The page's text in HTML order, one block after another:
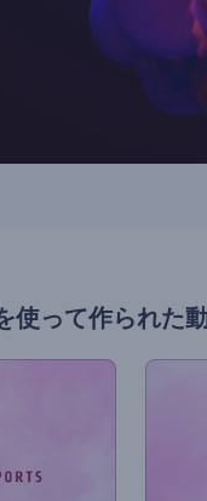
使って作られた